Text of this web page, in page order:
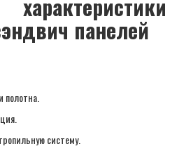
панелей
систему.